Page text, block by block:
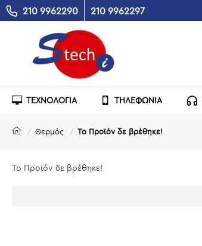
210 9962290 210 9962297
ΤΕΧΝΟΛΟΓΙΑ ΤΗΛΕΦΩΝΙΑ
Θερμός Το Προϊόν δε βρέθηκε!
Το Προϊόν δε βρέθηκε!